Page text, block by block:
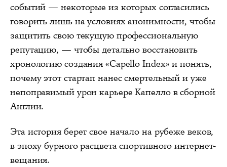
событий — некоторые из которых согласились
говорить лишь на условиях анонимности, чтобы
защитить свою текущую профессиональную
репутацию, — чтобы детально восстановить
хронологию создания «Capello Index» и понять,
почему этот стартап нанес смертельный и уже
непоправимый урон карьере Капелло в сборной
Англии.
Эта история берет свое начало на рубеже веков,
в эпоху бурного расцвета спортивного интернет-
вещания.